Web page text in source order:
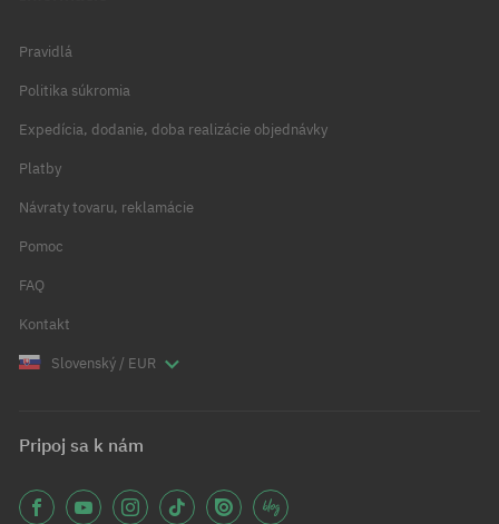
Pravidlá
Politika súkromia
Expedícia, dodanie, doba realizácie objednávky
Platby
Návraty tovaru, reklamácie
Pomoc
FAQ
Kontakt
Slovenský / EUR
Pripoj sa k nám